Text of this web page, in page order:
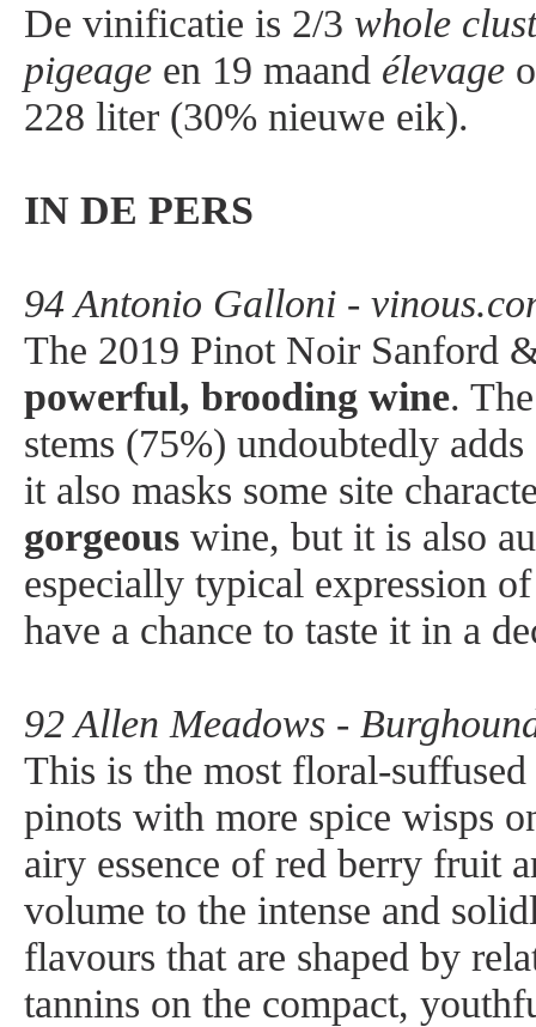
De vinificatie is 2/3 whole
pigeage en 19 maand élevage
228 liter (30% nieuwe eik).
IN DE PERS
94 Antonio Galloni -
The 2019 Pinot Noir Sanford
powerful, brooding wine.
stems (75%) undoubtedly
it also masks some site
gorgeous wine, but it is also
especially typical expression
have a chance to taste it in a
92 Allen Meadows -
This is the most floral-
pinots with more spice wisps
airy essence of red berry fruit
volume to the intense and
flavours that are shaped by
tannins on the compact,